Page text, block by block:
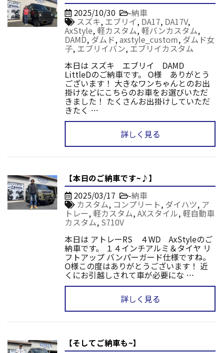
2025/10/30 -納車
スズキ,エブリイ, DA17, DA17V,
AxStyle, 軽カスタム, 軽バンカスタム,
DAMD, ダムド,axstyle_custom, ダムド女
子, エブリイバン, エブリイカスタム
本日は スズキ エブリイ DAMD
LittleDのご納車です。 O様 ありがとう
ございます！ 大きなワンちゃんとのお出
掛けなどにこちらのお車をお選びいただ
きました！ たくさんお出掛けしていただ
きたく …
詳しく見る
【本日のご納車です~♪】
2025/03/17 -納車
カスタム, コンプリート, ダイハツ, ア
トレー, 軽カスタム,AXスタイル, 軽自動車
カスタム, S710V
本日は アトレーRS ４WD AxStyleのご
納車です。 １４インチアルミ＆タイヤ リ
フトアップ バンパーガード仕様ですね。
O様この度はありがとうございます！ 近
くにお引越しされて車が必要にな …
詳しく見る
【そしてご納車も~】